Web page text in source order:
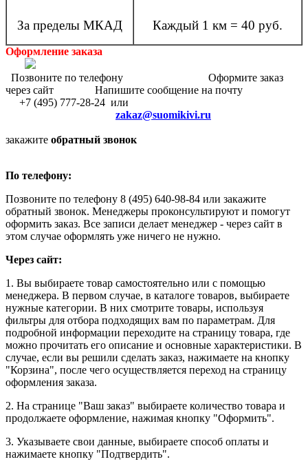
За пределы МКАД Каждый 1 км = 40 руб.
Оформление заказа
Позвоните по телефону Оформите заказ
через сайт Напишите сообщение на почту
+7 (495) 777-28-24 или
zakaz@suomikivi.ru
закажите обратный звонок
По телефону:
Позвоните по телефону 8 (495) 640-98-84 или закажите
обратный звонок. Менеджеры проконсультируют и помогут
оформить заказ. Все записи делает менеджер - через сайт в
этом случае оформлять уже ничего не нужно.
Через сайт:
1. Вы выбираете товар самостоятельно или с помощью
менеджера. В первом случае, в каталоге товаров, выбираете
нужные категории. В них смотрите товары, используя
фильтры для отбора подходящих вам по параметрам. Для
подробной информации переходите на страницу товара, где
можно прочитать его описание и основные характеристики. В
случае, если вы решили сделать заказ, нажимаете на кнопку
"Корзина", после чего осуществляется переход на страницу
оформления заказа.
2. На странице "Ваш заказ" выбираете количество товара и
продолжаете оформление, нажимая кнопку "Оформить".
3. Указываете свои данные, выбираете способ оплаты и
нажимаете кнопку "Подтвердить".